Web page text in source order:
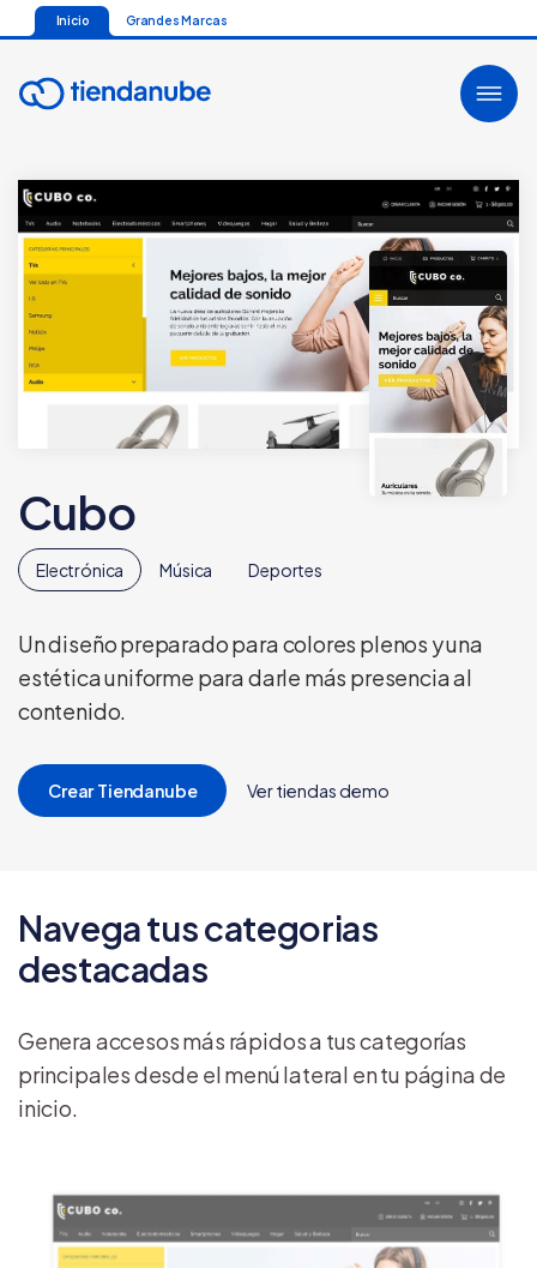
Inicio Grandes Marcas
Cubo
Electrónica Música Deportes
Un diseño preparado para colores plenos y una
estética uniforme para darle más presencia al
contenido.
Crear Tiendanube Ver tiendas demo
Navega tus categorias
destacadas
Genera accesos más rápidos a tus categorías
principales desde el menú lateral en tu página de
inicio.